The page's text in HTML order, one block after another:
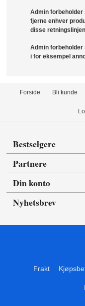
Admin
fjerne enhver
disse
Admin
i for eksempel
Forside Bli kunde
Bestselgere
Partnere
Din konto
Nyhetsbrev
Frakt